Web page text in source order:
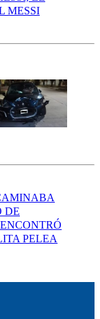
MESSI
DE
PELEA